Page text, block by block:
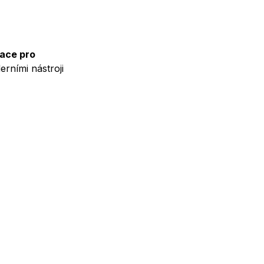
pro
nástroji